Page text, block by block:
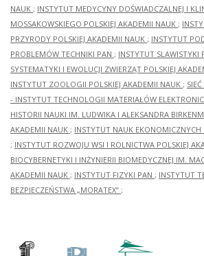
NAUK ; INSTYTUT MEDYCYNY DOŚWIADCZALNEJ I
MOSSAKOWSKIEGO POLSKIEJ AKADEMII NAUK ;
PRZYRODY POLSKIEJ AKADEMII NAUK ; INSTYTUT
PROBLEMÓW TECHNIKI PAN ; INSTYTUT SLAWISTYKI
SYSTEMATYKI I EWOLUCJI ZWIERZĄT POLSKIEJ
INSTYTUT ZOOLOGII POLSKIEJ AKADEMII NAUK ;
- INSTYTUT TECHNOLOGII MATERIAŁÓW
HISTORII NAUKI IM. LUDWIKA I ALEKSANDRA
AKADEMII NAUK ; INSTYTUT NAUK EKONOMICZNYCH
; INSTYTUT ROZWOJU WSI I ROLNICTWA POLSKIEJ
BIOCYBERNETYKI I INŻYNIERII BIOMEDYCZNEJ IM.
AKADEMII NAUK ; INSTYTUT FIZYKI PAN ; INSTYTUT
BEZPIECZEŃSTWA „MORATEX” ;